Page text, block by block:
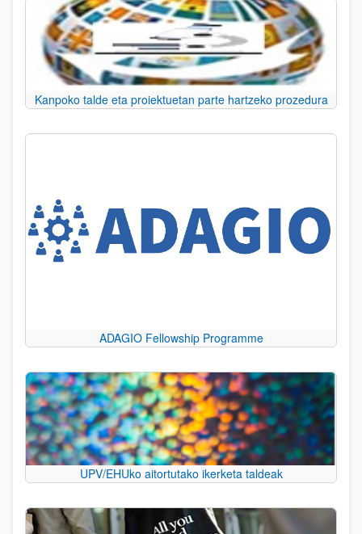
Kanpoko talde eta proiektuetan parte hartzeko prozedura
ADAGIO Fellowship Programme
UPV/EHUko aitortutako ikerketa taldeak